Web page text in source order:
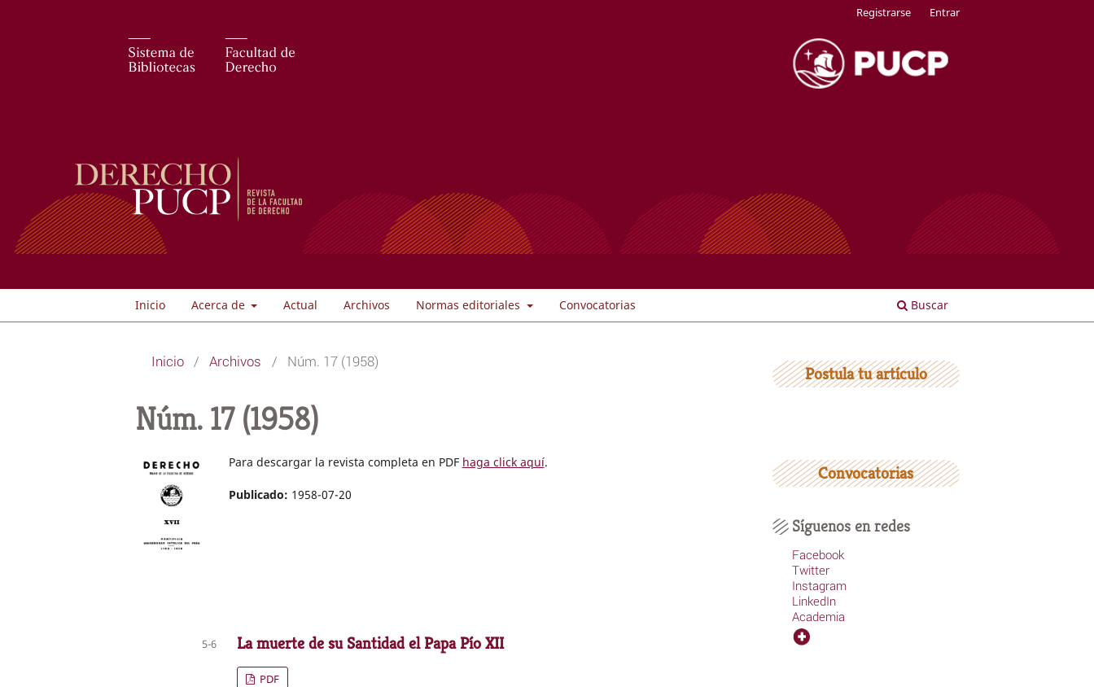
Inicio Acerca de Actual Archivos Normas editoriales Convocatorias Buscar
Registrarse Entrar
Inicio / Archivos / Núm. 17 (1958)
Núm. 17 (1958)
Para descargar la revista completa en PDF haga click aquí.
Publicado: 1958-07-20
La muerte de su Santidad el Papa Pío XII
5-6
PDF
Postula tu artículo
Convocatorias
Síguenos en redes
Facebook
Twitter
Instagram
LinkedIn
Academia